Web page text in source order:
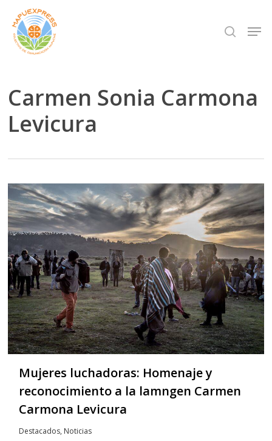
Skip
main
search
Carmen Sonia Carmona
Levicura
Mujeres luchadoras: Homenaje y
reconocimiento a la lamngen Carmen
Carmona Levicura
Destacados, Noticias
Close